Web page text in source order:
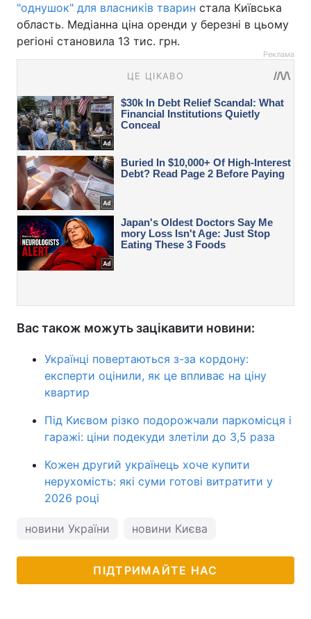
"однушок" для власників тварин стала Київська
область. Медіанна ціна оренди у березні в цьому
регіоні становила 13 тис. грн.
Реклама
Вас також можуть зацікавити новини:
Українці повертаються з-за кордону:
експерти оцінили, як це впливає на ціну
квартир
Під Києвом різко подорожчали паркомісця і
гаражі: ціни подекуди злетіли до 3,5 раза
Кожен другий українець хоче купити
нерухомість: які суми готові витратити у
2026 році
новини України новини Києва
ПІДТРИМАЙТЕ НАС